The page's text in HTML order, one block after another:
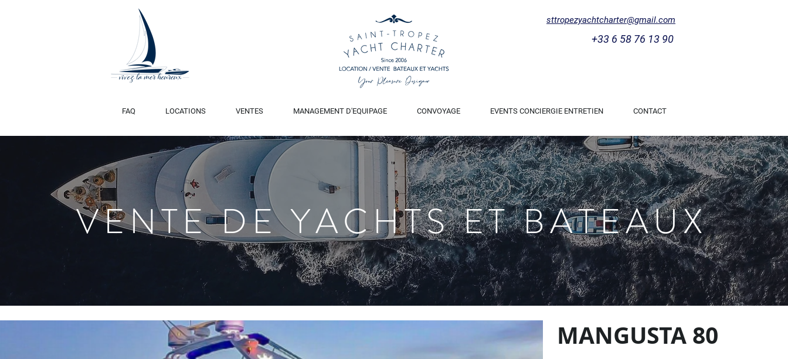
sttropezyachtcharter@gmail.com
+33 6 58 76 13 90
FAQ LOCATIONS VENTES MANAGEMENT D'EQUIPAGE CONVOYAGE EVENTS CONCIERGIE ENTRETIEN CONTACT
MANGUSTA 80
VENTE DE YACHTS ET BATEAUX